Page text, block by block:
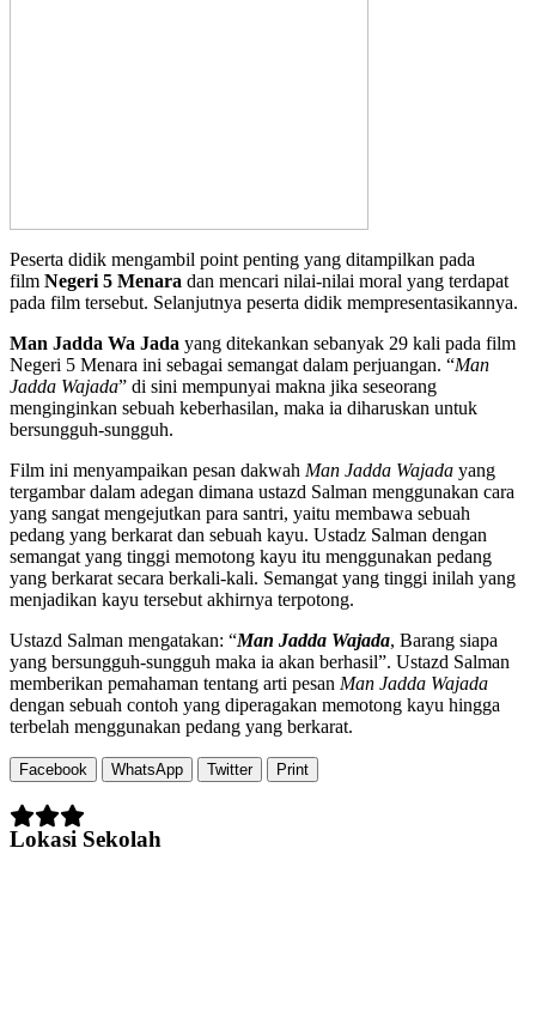
Peserta didik mengambil point penting yang ditampilkan pada
film Negeri 5 Menara dan mencari nilai-nilai moral yang terdapat
pada film tersebut. Selanjutnya peserta didik mempresentasikannya.
Man Jadda Wa Jada yang ditekankan sebanyak 29 kali pada film
Negeri 5 Menara ini sebagai semangat dalam perjuangan. “Man
Jadda Wajada” di sini mempunyai makna jika seseorang
menginginkan sebuah keberhasilan, maka ia diharuskan untuk
bersungguh-sungguh.
Film ini menyampaikan pesan dakwah Man Jadda Wajada yang
tergambar dalam adegan dimana ustazd Salman menggunakan cara
yang sangat mengejutkan para santri, yaitu membawa sebuah
pedang yang berkarat dan sebuah kayu. Ustadz Salman dengan
semangat yang tinggi memotong kayu itu menggunakan pedang
yang berkarat secara berkali-kali. Semangat yang tinggi inilah yang
menjadikan kayu tersebut akhirnya terpotong.
Ustazd Salman mengatakan: “Man Jadda Wajada, Barang siapa
yang bersungguh-sungguh maka ia akan berhasil”. Ustazd Salman
memberikan pemahaman tentang arti pesan Man Jadda Wajada
dengan sebuah contoh yang diperagakan memotong kayu hingga
terbelah menggunakan pedang yang berkarat.
Facebook WhatsApp Twitter Print
Lokasi Sekolah